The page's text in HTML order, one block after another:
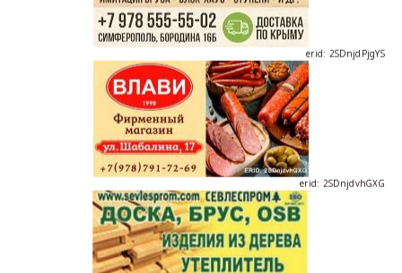
erid: 2SDnjdvhGXG